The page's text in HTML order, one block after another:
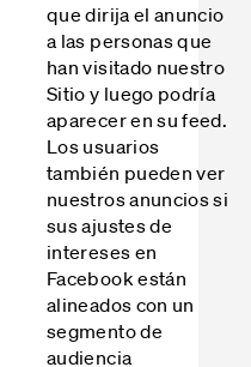
que dirija el anuncio
a las personas que
han visitado nuestro
Sitio y luego podría
aparecer en su feed.
Los usuarios
también pueden ver
nuestros anuncios si
sus ajustes de
intereses en
Facebook están
alineados con un
segmento de
audiencia